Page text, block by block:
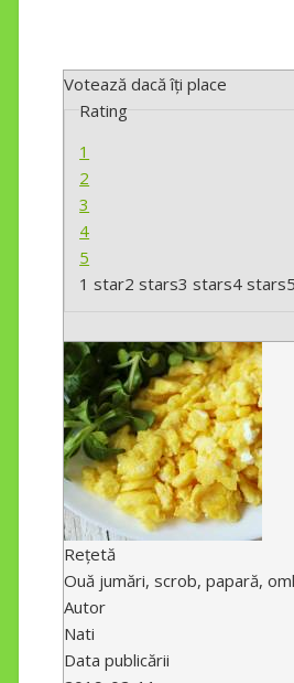
Votează dacă îți place
Rating
1
2
3
4
5
1 star2 stars3 stars4 stars
Rețetă
Ouă jumări, scrob, papară,
Autor
Nati
Data publicării